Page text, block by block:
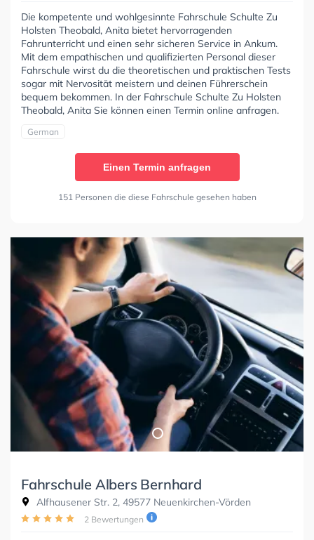
Die kompetente und wohlgesinnte Fahrschule Schulte Zu
Holsten Theobald, Anita bietet hervorragenden
Fahrunterricht und einen sehr sicheren Service in Ankum.
Mit dem empathischen und qualifizierten Personal dieser
Fahrschule wirst du die theoretischen und praktischen Tests
sogar mit Nervosität meistern und deinen Führerschein
bequem bekommen. In der Fahrschule Schulte Zu Holsten
Theobald, Anita Sie können einen Termin online anfragen.
German
Einen Termin anfragen
151 Personen die diese Fahrschule gesehen haben
Fahrschule Albers Bernhard
Alfhausener Str. 2, 49577 Neuenkirchen-Vörden
2 Bewertungen